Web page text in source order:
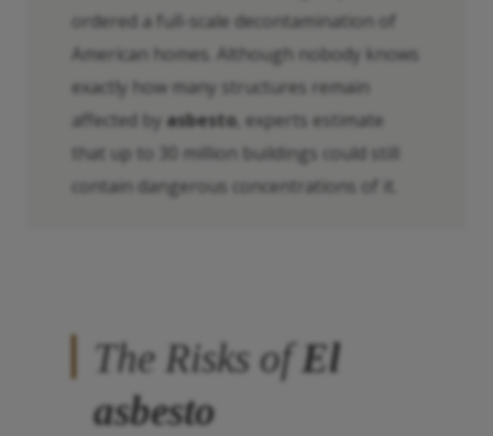
ordered a full-scale decontamination of
American homes. Although nobody knows
exactly how many structures remain
affected by asbesto , experts estimate
that up to 30 million buildings could still
contain dangerous concentrations of it.
The Risks ofEl
asbesto